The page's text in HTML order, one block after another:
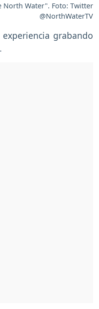
North Water". Foto: Twitter
@NorthWaterTV
grabando